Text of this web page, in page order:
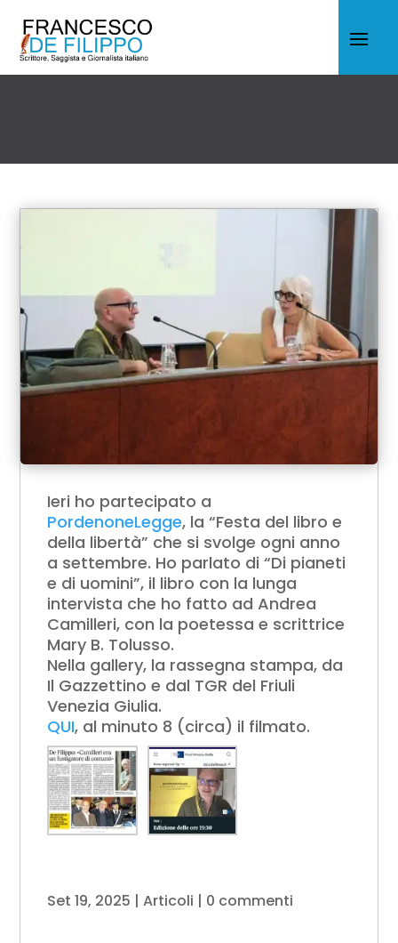
Ieri ho partecipato a
PordenoneLegge, la “Festa del libro e
della libertà” che si svolge ogni anno
a settembre. Ho parlato di “Di pianeti
e di uomini”, il libro con la lunga
intervista che ho fatto ad Andrea
Camilleri, con la poetessa e scrittrice
Mary B. Tolusso.
Nella gallery, la rassegna stampa, da
Il Gazzettino e dal TGR del Friuli
Venezia Giulia.
QUI, al minuto 8 (circa) il filmato.
Set 19, 2025 |Articoli | 0 commenti